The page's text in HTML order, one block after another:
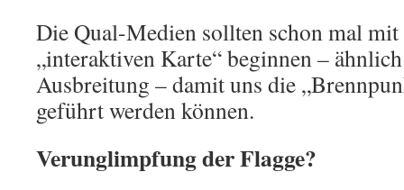
Die Qual-Medien sollten schon mal
„interaktiven Karte“ beginnen –
Ausbreitung – damit uns die
geführt werden können.
Verunglimpfung der Flagge?